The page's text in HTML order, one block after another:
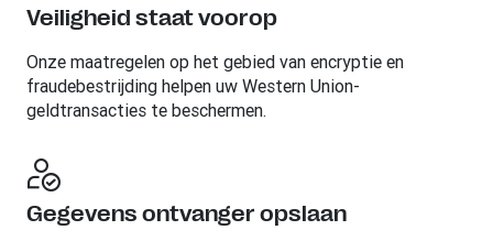
Veiligheid staat voorop
Onze maatregelen op het gebied van encryptie en
fraudebestrijding helpen uw Western Union-
geldtransacties te beschermen.
Gegevens ontvanger opslaan